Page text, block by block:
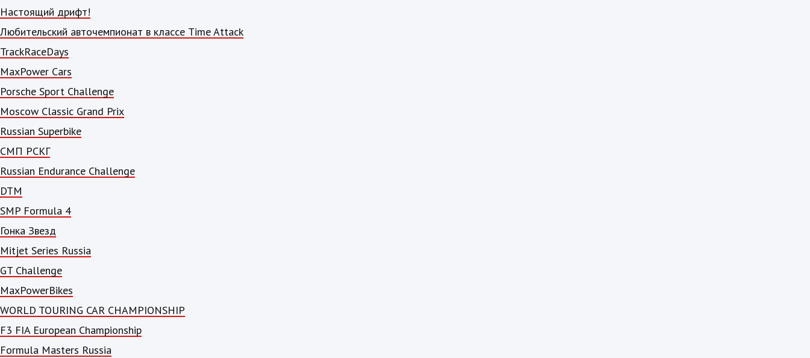
Настоящий дрифт!
Любительский авточемпионат в классе Time Attack
TrackRaceDays
MaxPower Cars
Porsche Sport Challenge
Moscow Classic Grand Prix
Russian Superbike
СМП РСКГ
Russian Endurance Challenge
DTM
SMP Formula 4
Гонка Звезд
Mitjet Series Russia
GT Challenge
MaxPowerBikes
WORLD TOURING CAR CHAMPIONSHIP
F3 FIA European Championship
Formula Masters Russia